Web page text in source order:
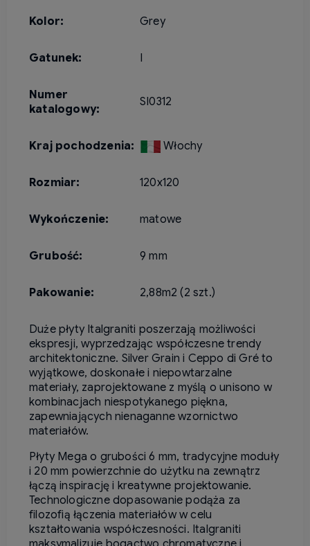
Kolor: Grey
Gatunek: I
Numer
katalogowy:
SI0312
Kraj pochodzenia: Włochy
Rozmiar: 120x120
Wykończenie: matowe
Grubość: 9 mm
Pakowanie: 2,88m2 (2 szt.)
Duże płyty Italgraniti poszerzają możliwości
ekspresji, wyprzedzając współczesne trendy
architektoniczne. Silver Grain i Ceppo di Gré to
wyjątkowe, doskonałe i niepowtarzalne
materiały, zaprojektowane z myślą o unisono w
kombinacjach niespotykanego piękna,
zapewniających nienaganne wzornictwo
materiałów.
Płyty Mega o grubości 6 mm, tradycyjne moduły
i 20 mm powierzchnie do użytku na zewnątrz
łączą inspirację i kreatywne projektowanie.
Technologiczne dopasowanie podąża za
filozofią łączenia materiałów w celu
kształtowania współczesności. Italgraniti